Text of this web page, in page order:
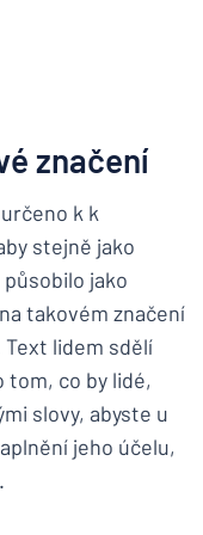
značení
k k
stejně jako
jako
takovém značení
lidem sdělí
tom, co by lidé,
slovy, abyste u
jeho účelu,